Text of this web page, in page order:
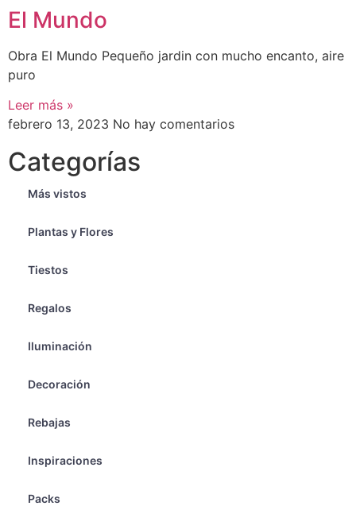
El Mundo
Obra El Mundo Pequeño jardin con mucho encanto, aire
puro
Leer más »
febrero 13, 2023 No hay comentarios
Categorías
Más vistos
Plantas y Flores
Tiestos
Regalos
Iluminación
Decoración
Rebajas
Inspiraciones
Packs